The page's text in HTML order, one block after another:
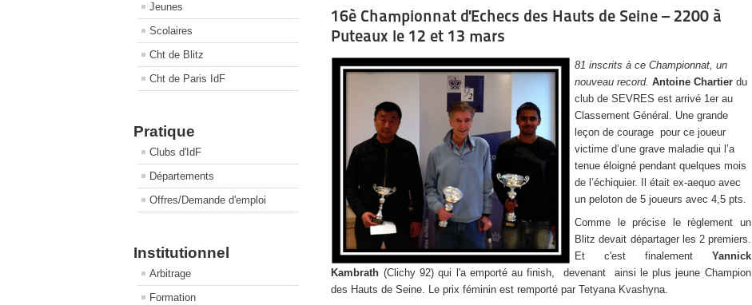
Jeunes
Scolaires
Cht de Blitz
Cht de Paris IdF
Pratique
Clubs d'IdF
Départements
Offres/Demande d'emploi
Institutionnel
Arbitrage
Formation
16è Championnat d'Echecs des Hauts de Seine – 2200 à
Puteaux le 12 et 13 mars
81 inscrits à ce Championnat, un
nouveau record.Antoine Chartier du
club de SEVRES est arrivé 1er au
Classement Général. Une grande
leçon de courage pour ce joueur
victime d’une grave maladie qui l’a
tenue éloigné pendant quelques mois
de l’échiquier. Il était ex-aequo avec
un peloton de 5 joueurs avec 4,5 pts.
Comme le précise le règlement un
Blitz devait départager les 2 premiers.
Et c'est finalement Yannick
Kambrath (Clichy 92) qui l'a emporté au finish, devenant ainsi le plus jeune Champion
des Hauts de Seine. Le prix féminin est remporté par Tetyana Kvashyna.